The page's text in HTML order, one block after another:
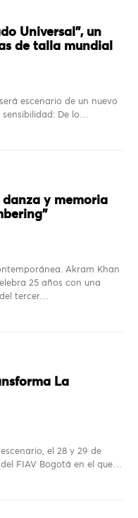
Universal”, un
de talla mundial
escenario de un nuevo
De lo…
y memoria
Akram Khan
25 años con una
tercer…
La
el 28 y 29 de
FIAV Bogotá en el que…